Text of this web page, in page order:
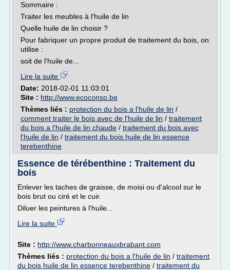
Sommaire :
Traiter les meubles à l'huile de lin
Quelle huile de lin choisir ?
Pour fabriquer un propre produit de traitement du bois, on
utilise :
soit de l'huile de...
Lire la suite
Date: 2018-02-01 11:03:01
Site : http://www.ecoconso.be
Thèmes liés : protection du bois a l'huile de lin /
comment traiter le bois avec de l'huile de lin / traitement
du bois a l'huile de lin chaude / traitement du bois avec
l'huile de lin / traitement du bois huile de lin essence
terebenthine
Essence de térébenthine : Traitement du
bois
Enlever les taches de graisse, de moisi ou d'alcool sur le
bois brut ou ciré et le cuir.
Diluer les peintures à l'huile...
Lire la suite
Site : http://www.charbonneauxbrabant.com
Thèmes liés : protection du bois a l'huile de lin / traitement
du bois huile de lin essence terebenthine / traitement du